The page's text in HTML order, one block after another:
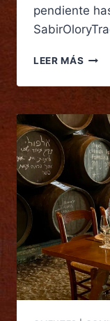
pendiente
LEER MÁS